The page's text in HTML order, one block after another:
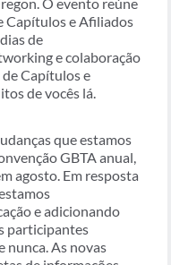
O evento reúne
Capítulos e Afiliados
de
e colaboração
Capítulos e
de vocês lá.
que estamos
GBTA anual,
agosto. Em resposta
e adicionando
participantes
nunca. As novas